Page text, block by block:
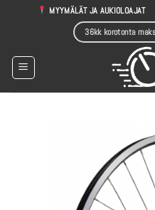
MYYMÄLÄT JA AUKIOLOAJAT
36kk korotonta